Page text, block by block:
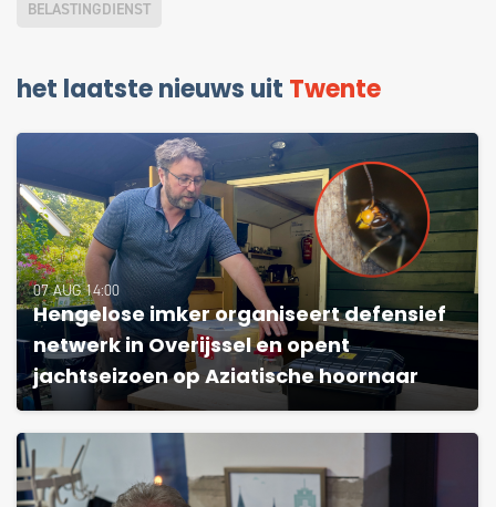
BELASTINGDIENST
het laatste nieuws uit Twente
07 AUG 14:00
Hengelose imker organiseert defensief
netwerk in Overijssel en opent
jachtseizoen op Aziatische hoornaar